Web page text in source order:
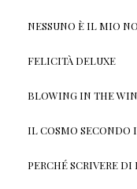
NESSUNO È IL MIO
FELICITÀ DELUXE
BLOWING IN THE
IL COSMO SECONDO
PERCHÉ SCRIVERE DI